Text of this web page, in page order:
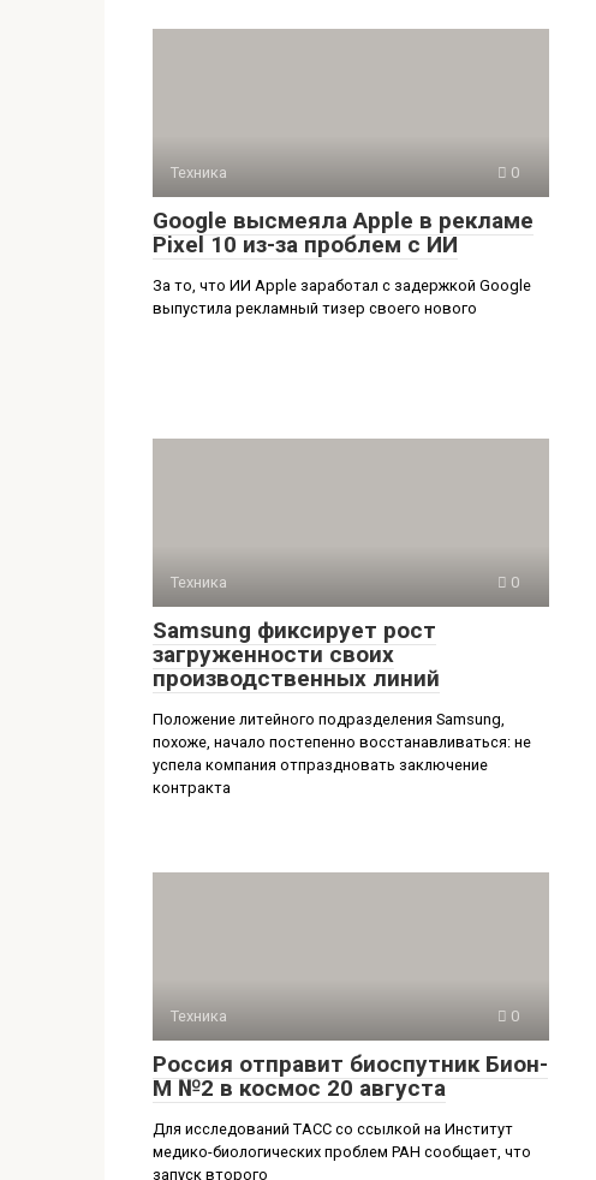
Техника 0
Google высмеяла Apple в рекламе
Pixel 10 из-за проблем с ИИ
За то, что ИИ Apple заработал с задержкой Google
выпустила рекламный тизер своего нового
Техника 0
Samsung фиксирует рост
загруженности своих
производственных линий
Положение литейного подразделения Samsung,
похоже, начало постепенно восстанавливаться: не
успела компания отпраздновать заключение
контракта
Техника 0
Россия отправит биоспутник Бион-
М №2 в космос 20 августа
Для исследований ТАСС со ссылкой на Институт
медико-биологических проблем РАН сообщает, что
запуск второго